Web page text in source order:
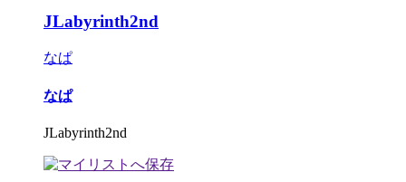
JLabyrinth2nd
なぱ
なぱ
JLabyrinth2nd